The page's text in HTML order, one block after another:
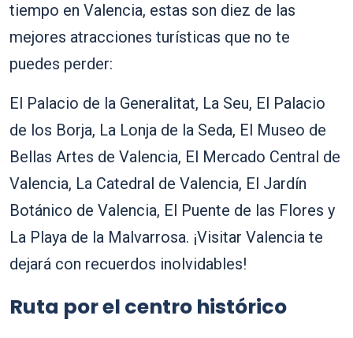
tiempo en Valencia, estas son diez de las
mejores atracciones turísticas que no te
puedes perder:
El Palacio de la Generalitat, La Seu, El Palacio
de los Borja, La Lonja de la Seda, El Museo de
Bellas Artes de Valencia, El Mercado Central de
Valencia, La Catedral de Valencia, El Jardín
Botánico de Valencia, El Puente de las Flores y
La Playa de la Malvarrosa. ¡Visitar Valencia te
dejará con recuerdos inolvidables!
Ruta por el centro histórico